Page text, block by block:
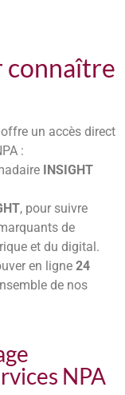
connaître
offre un accès direct
:
INSIGHT
, pour suivre
de
et du digital.
en ligne 24
de nos
NPA